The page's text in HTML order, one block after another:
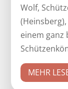
Wolf,
einem ganz
MEHR